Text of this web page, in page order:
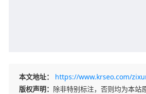
本文地址：
https://www.krseo.com/
版权声明： 除非特别标注，否则均为本站